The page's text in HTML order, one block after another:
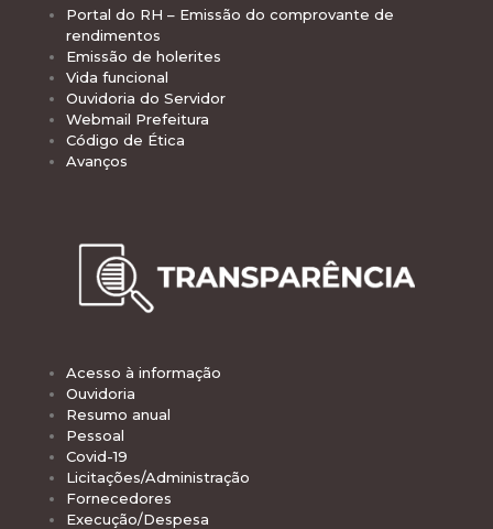
Portal do RH – Emissão do comprovante de
rendimentos
Emissão de holerites
Vida funcional
Ouvidoria do Servidor
Webmail Prefeitura
Código de Ética
Avanços
Acesso à informação
Ouvidoria
Resumo anual
Pessoal
Covid-19
Licitações/Administração
Fornecedores
Execução/Despesa